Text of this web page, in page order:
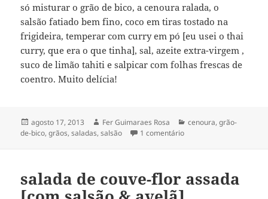
só misturar o grão de bico, a cenoura ralada, o
salsão fatiado bem fino, coco em tiras tostado na
frigideira, temperar com curry em pó [eu usei o thai
curry, que era o que tinha], sal, azeite extra-virgem ,
suco de limão tahiti e salpicar com folhas frescas de
coentro. Muito delícia!
Publicado
em
agosto 17, 2013 Autor
Fer Guimaraes Rosa Categorias
cenoura,grão-
de-bico,grãos,saladas,salsão 1 comentárioem salada de grão-de-
salada de couve-flor assada